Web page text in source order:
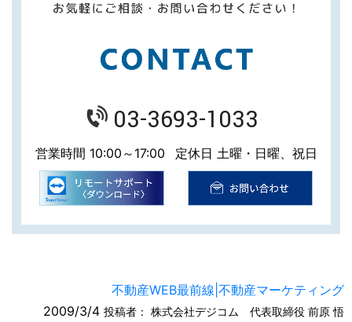
03-3693-1033
営業時間 10:00～17:00 定休日 土曜・日曜、祝日
不動産WEB最前線|不動産マーケティング
2009/3/4 投稿者： 株式会社デジコム 代表取締役 前原 悟